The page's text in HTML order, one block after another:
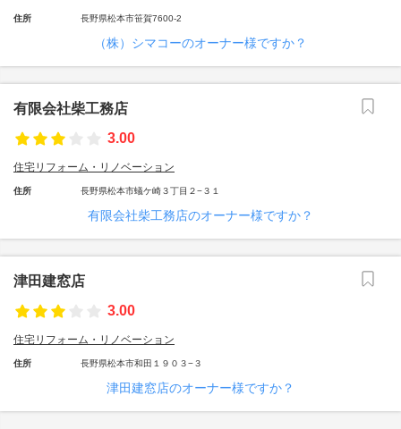
住所 長野県松本市笹賀7600-2
（株）シマコーのオーナー様ですか？
有限会社柴工務店
3.00
住宅リフォーム・リノベーション
住所 長野県松本市蟻ケ崎３丁目２−３１
有限会社柴工務店のオーナー様ですか？
津田建窓店
3.00
住宅リフォーム・リノベーション
住所 長野県松本市和田１９０３−３
津田建窓店のオーナー様ですか？